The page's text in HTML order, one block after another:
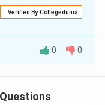
Verified By Collegedunia
वीर, स्वाभिमानी और
स्वतंत्रता की रक्षा के
0 0